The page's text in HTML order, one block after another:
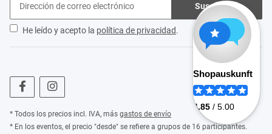
Suscribirse
He leído y acepto la política de privacidad.
* Todos los precios incl. IVA, más gastos de envío
* En los eventos, el precio "desde" se refiere a grupos de 16 participantes.